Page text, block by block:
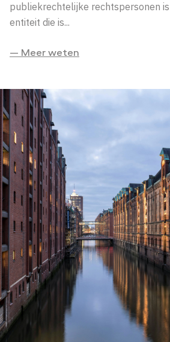
publiekrechtelijke rechtspersonen
entiteit die is...
— Meer weten